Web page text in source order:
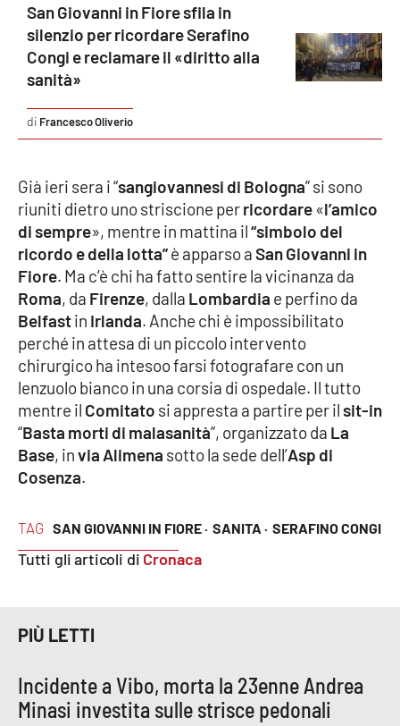
STREAMING
LaC TV
LaC Network
LaC OnAir
EDIZIONI
LOCALI
Catanzaro
Crotone
Vibo Valentia
Reggio Calabria
Cosenza
Buona Sanità Calabria
LA
CALABRIAVISIONE
TAG SAN GIOVANNI IN FIORE · SANITA · SERAFINO CONGI
Tutti gli articoli di Cronaca
San Giovanni in Fiore sfila in
silenzio per ricordare Serafino
Congi e reclamare il «diritto alla
sanità»
Francesco Oliverio
Già ieri sera i “sangiovannesi di Bologna” si sono
riuniti dietro uno striscione perricordare«l’amico
di sempre», mentre in mattina il“simbolo del
ricordo e della lotta”è apparso aSan Giovanni in
Fiore. Ma c’è chi ha fatto sentire la vicinanza da
Roma, da Firenze, dalla Lombardia e perfino da
Belfastin Irlanda. Anche chi è impossibilitato
perché in attesa di un piccolo intervento
chirurgico ha intesoo farsi fotografare con un
lenzuolo bianco in una corsia di ospedale. Il tutto
mentre il Comitato si appresta a partire per ilsit-in
“Basta morti di malasanità”, organizzato da La
Base, invia Alimena sotto la sede dell’Asp di
Cosenza.
PIÙ LETTI
Incidente a Vibo, morta la 23enne Andrea
Minasi investita sulle strisce pedonali